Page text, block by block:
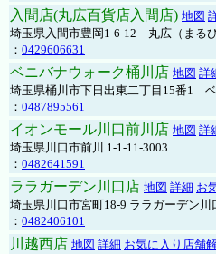
入間店(丸広百貨店入間店) 地図
埼玉県入間市豊岡1-6-12 丸広（まる
： 0429606631
ベニバナウォーク桶川店 地図 詳
埼玉県桶川市下日出東二丁目15番1
： 0487895561
イオンモール川口前川店 地図 詳
埼玉県川口市前川 1-1-11-3003
： 0482641591
ララガーデン川口店 地図 詳細 お
埼玉県川口市宮町18-9 ララガーデン川
： 0482406101
川越西店 地図 詳細 お気に入り店舗